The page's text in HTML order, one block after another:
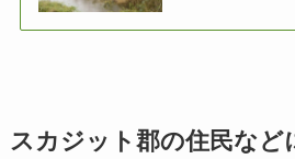
スカジット郡の住民な